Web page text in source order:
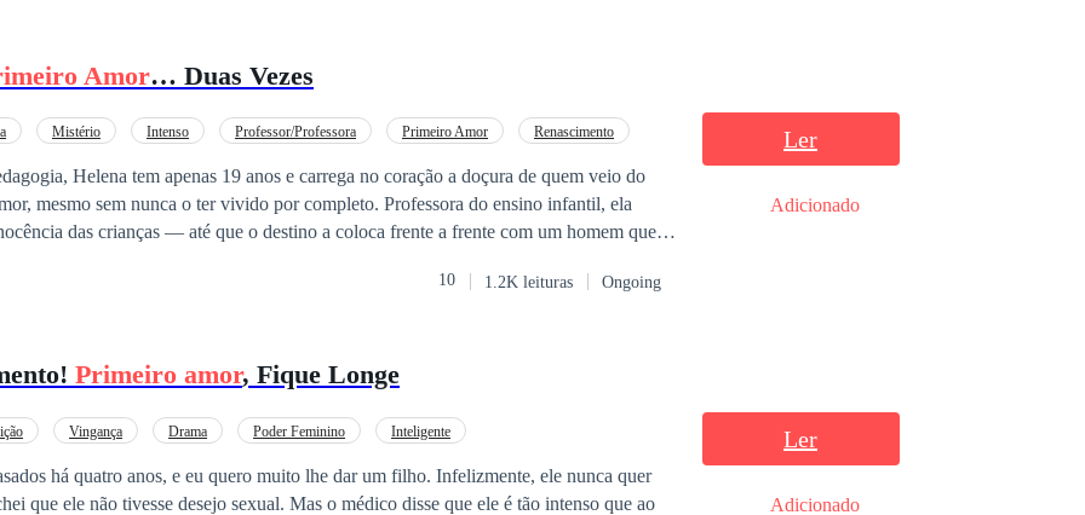
Amor… Duas Vezes
Mistério Intenso Professor/Professora Primeiro Amor Renascimento
Helena tem apenas 19 anos e carrega no coração a doçura de quem veio do
mesmo sem nunca o ter vivido por completo. Professora do ensino infantil, ela
das crianças — até que o destino a coloca frente a frente com um homem que
destruído pela traição, ele ergueu muros intransponíveis à sua volta, decidido a
que nenhum dos dois consegue explicar. Sonhos, sensações e fragmentos de um
uma verdade impossível de ignorar: eles já se amaram numa vida passada.
do passado e os mistérios que os cercam. Assim como na outra vida, ele torna-se o
dela — e talvez o único capaz de despertar um amor que atravessa o tempo. Um
10 1.2K leituras Ongoing
Ler
Adicionado
Primeiro amor, Fique Longe
Vingança Drama Poder Feminino Inteligente
há quatro anos, e eu quero muito lhe dar um filho. Infelizmente, ele nunca quer
que ele não tivesse desejo sexual. Mas o médico disse que ele é tão intenso que ao
Ler
Adicionado